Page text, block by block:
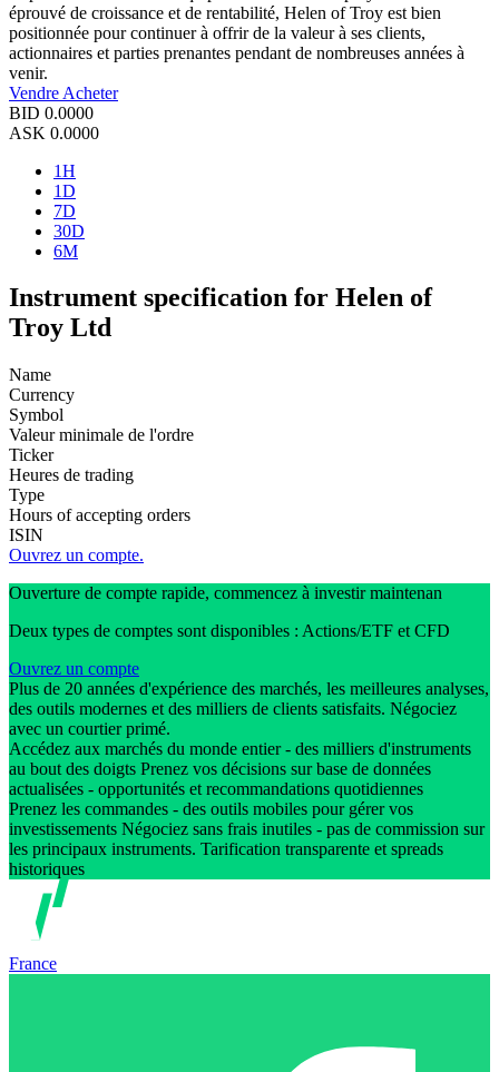
éprouvé de croissance et de rentabilité, Helen of Troy est bien
positionnée pour continuer à offrir de la valeur à ses clients,
actionnaires et parties prenantes pendant de nombreuses années à
venir.
Vendre Acheter
BID 0.0000
ASK 0.0000
1H
1D
7D
30D
6M
Instrument specification for Helen of
Troy Ltd
Name
Currency
Symbol
Valeur minimale de l'ordre
Ticker
Heures de trading
Type
Hours of accepting orders
ISIN
Ouvrez un compte.
Ouverture de compte rapide, commencez à investir maintenan
Deux types de comptes sont disponibles : Actions/ETF et CFD
Ouvrez un compte
Plus de 20 années d'expérience des marchés, les meilleures analyses,
des outils modernes et des milliers de clients satisfaits. Négociez
avec un courtier primé.
Accédez aux marchés du monde entier - des milliers d'instruments
au bout des doigts Prenez vos décisions sur base de données
actualisées - opportunités et recommandations quotidiennes
Prenez les commandes - des outils mobiles pour gérer vos
investissements Négociez sans frais inutiles - pas de commission sur
les principaux instruments. Tarification transparente et spreads
historiques
France